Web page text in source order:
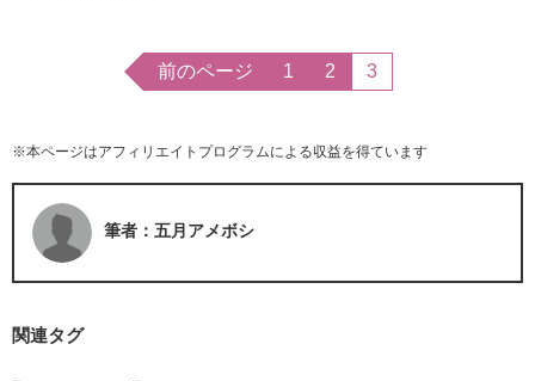
前のページ 1 2 3
※本ページはアフィリエイトプログラムによる収益を得ています
筆者：五月アメボシ
関連タグ